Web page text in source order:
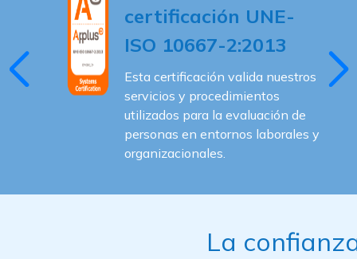
certificación UNE-
ISO 10667-2:2013
Esta certificación valida nuestros
servicios y procedimientos
utilizados para la evaluación de
personas en entornos laborales y
organizacionales.
La